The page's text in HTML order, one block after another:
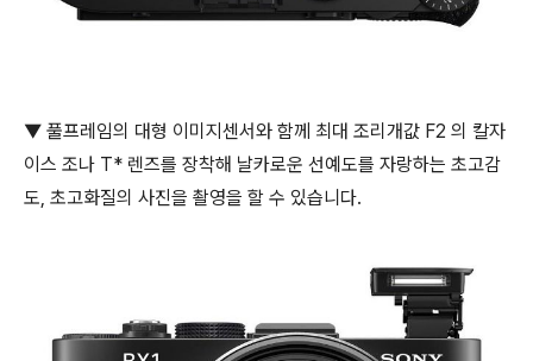
▼ 풀프레임의 대형 이미지센서와 함께 최대 조리개값 F2 의 칼자
이스 조나 T* 렌즈를 장착해 날카로운 선예도를 자랑하는 초고감
도, 초고화질의 사진을 촬영을 할 수 있습니다.